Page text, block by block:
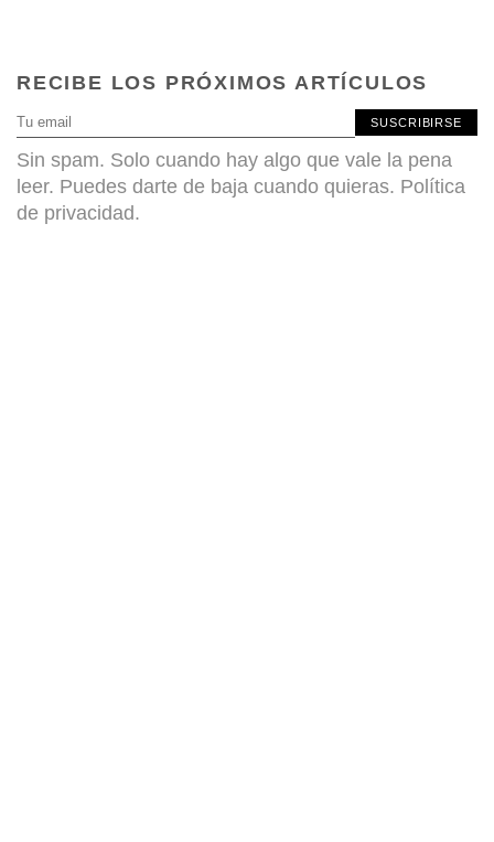
RECIBE LOS PRÓXIMOS ARTÍCULOS
SUSCRIBIRSE
Sin spam. Solo cuando hay algo que vale la pena
leer. Puedes darte de baja cuando quieras. Política
de privacidad.